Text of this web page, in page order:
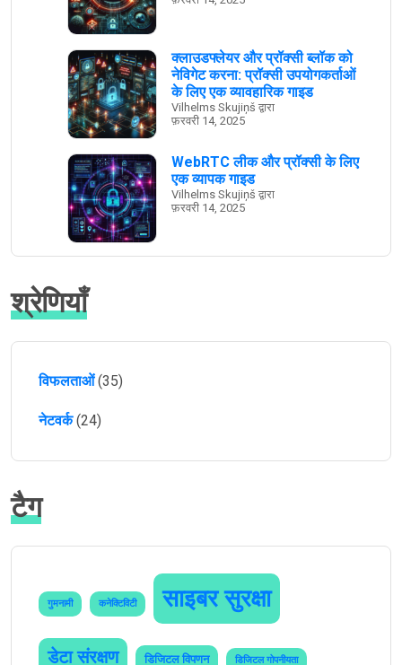
क्लाउडफ्लेयर और प्रॉक्सी ब्लॉक को
नेविगेट करना: प्रॉक्सी उपयोगकर्ताओं
के लिए एक व्यावहारिक गाइड
Vilhelms Skujiņš द्वारा
फ़रवरी 14, 2025
WebRTC लीक और प्रॉक्सी के लिए
एक व्यापक गाइड
Vilhelms Skujiņš द्वारा
फ़रवरी 14, 2025
श्रेणियाँ
विफलताओं(35)
नेटवर्क(24)
टैग
गुमनामी कनेक्टिविटी साइबर सुरक्षा
डेटा संरक्षण डिजिटल विपणन डिजिटल गोपनीयता